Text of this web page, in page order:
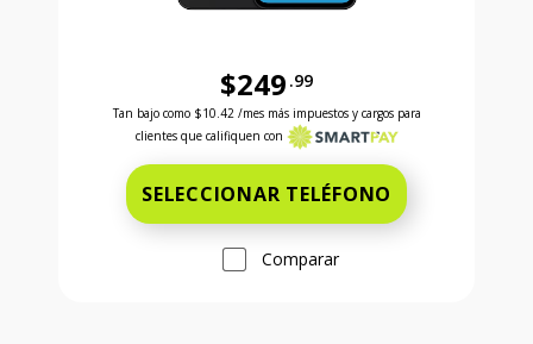
$249 .99
Antes el precio era 249 dollars and 99 cents
Tan bajo como $10.42 /mes más impuestos y cargos para
clientes que califiquen con
SELECCIONAR TELÉFONO
Comparar